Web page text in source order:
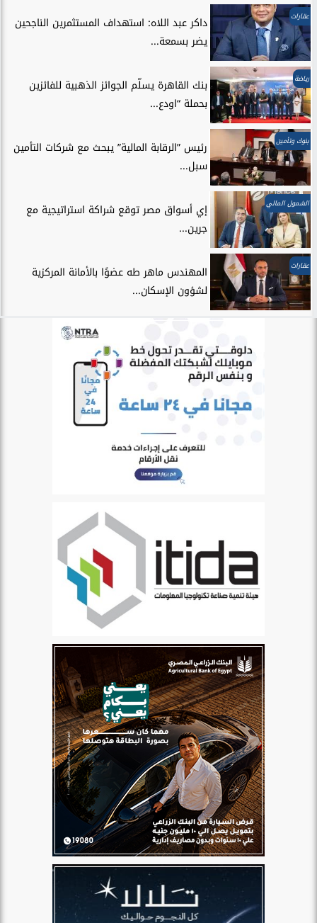
عقارات
داكر عبد اللاه: استهداف المستثمرين الناجحين
يضر بسمعة...
رياضة
بنك القاهرة يسلّم الجوائز الذهبية للفائزين
بحملة “اودع...
بنوك وتأمين
رئيس ”الرقابة المالية” يبحث مع شركات التأمين
سبل...
الشمول المالي
إي أسواق مصر توقع شراكة استراتيجية مع
جرين...
عقارات
المهندس ماهر طه عضوًا بالأمانة المركزية
لشؤون الإسكان...